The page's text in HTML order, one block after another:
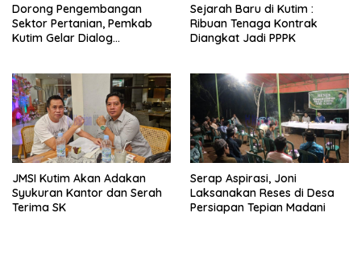
Dorong Pengembangan
Sektor Pertanian, Pemkab
Kutim Gelar Dialog
Sejarah Baru di Kutim :
Ribuan Tenaga Kontrak
Diangkat Jadi PPPK
JMSI Kutim Akan Adakan
Syukuran Kantor dan Serah
Terima SK
Serap Aspirasi, Joni
Laksanakan Reses di Desa
Persiapan Tepian Madani